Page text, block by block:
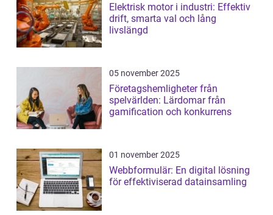
Elektrisk motor i industri: Effektiv
drift, smarta val och lång
livslängd
05 november 2025
Företagshemligheter från
spelvärlden: Lärdomar från
gamification och konkurrens
01 november 2025
Webbformulär: En digital lösning
för effektiviserad datainsamling